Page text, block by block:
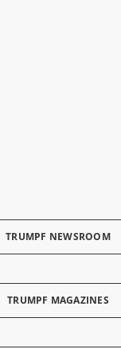
TRUMPF NEWSROOM
TRUMPF MAGAZINES